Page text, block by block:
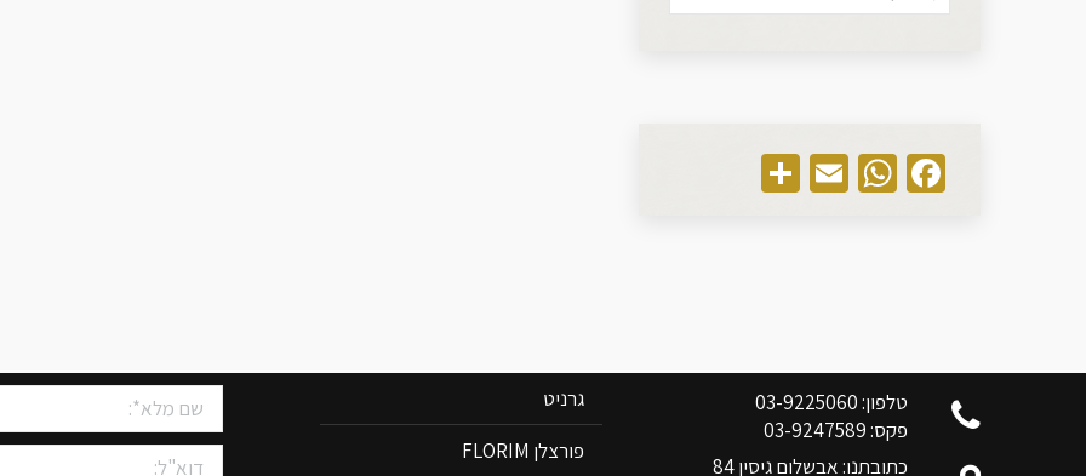
Facebook
WhatsApp
Email
טלפון: 03-9225060
פקס: 03-9247589
כתובתנו: אבשלום גיסין 84
גרניט
פורצלן FLORIM